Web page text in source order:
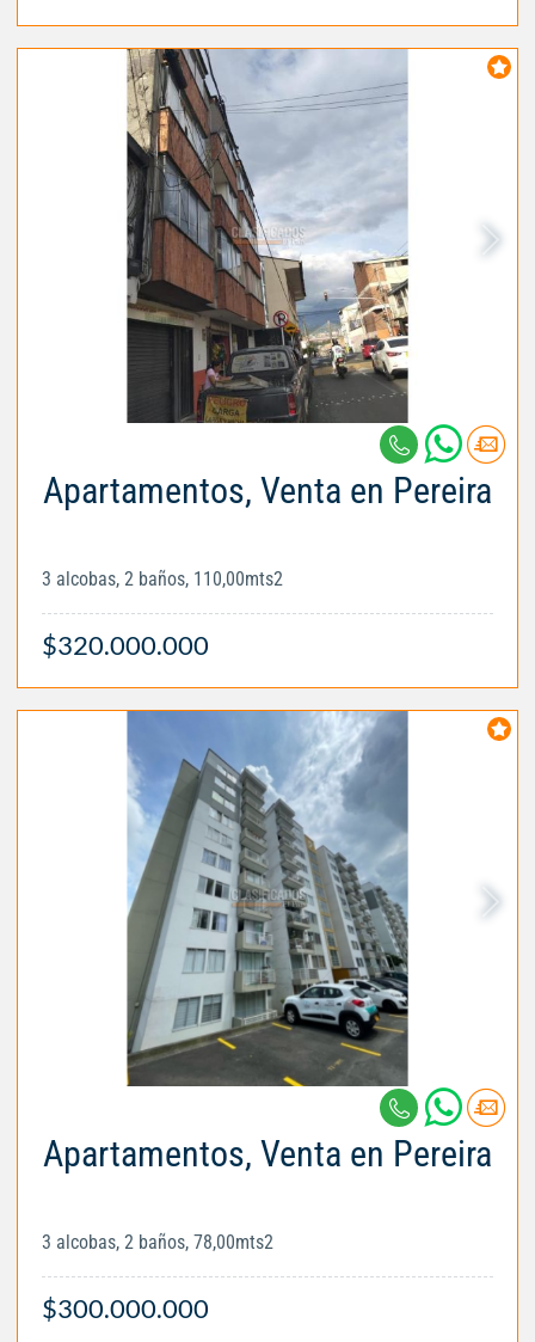
Apartamentos, Venta en Pereira
3 alcobas, 2 baños, 110,00mts2
$320.000.000
Apartamentos, Venta en Pereira
3 alcobas, 2 baños, 78,00mts2
$300.000.000